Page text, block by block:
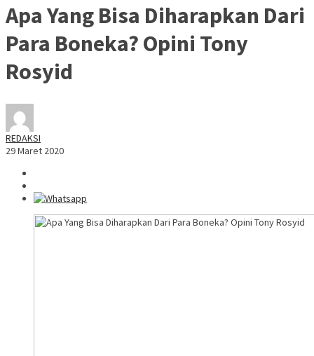
Apa Yang Bisa Diharapkan Dari
Para Boneka? Opini Tony
Rosyid
REDAKSI
29 Maret 2020